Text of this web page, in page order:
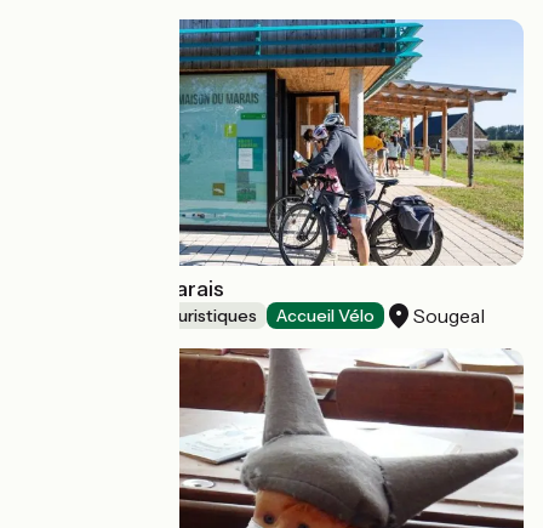
La Maison du Marais
Musées et sites touristiques Accueil Vélo Sougeal